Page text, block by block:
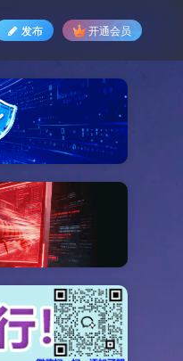
发布 开通会员